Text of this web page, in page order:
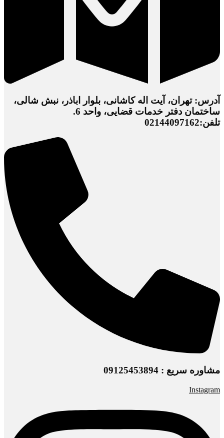
آدرس: تهران، آیت اله کاشانی، بلوار اباذر، نبش شالی،
ساختمان دفتر خدمات قضایی، واحد 6.
تلفن:02144097162
مشاوره سریع : 09125453894
Instagram